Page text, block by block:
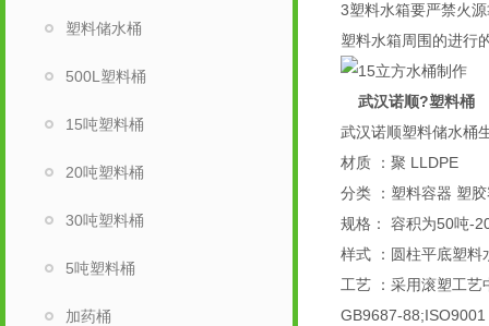
塑料储水桶
500L塑料桶
15吨塑料桶
20吨塑料桶
30吨塑料桶
5吨塑料桶
加药桶
3塑料水箱要严禁火
塑料水箱周围的进行
武汉诺顺?塑料桶
武汉诺顺塑料储水桶
材质 ：聚 LLDPE
分类 ：塑料容器 塑
规格： 容积为50吨-
样式 ：圆柱平底塑料
工艺 ：采用滚塑工艺
GB9687-